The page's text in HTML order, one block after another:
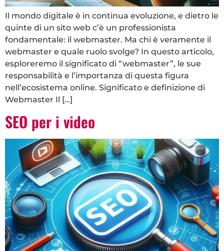
Il mondo digitale è in continua evoluzione, e dietro le
quinte di un sito web c’è un professionista
fondamentale: il webmaster. Ma chi è veramente il
webmaster e quale ruolo svolge? In questo articolo,
esploreremo il significato di “webmaster”, le sue
responsabilità e l’importanza di questa figura
nell’ecosistema online. Significato e definizione di
Webmaster Il […]
SEO per i video